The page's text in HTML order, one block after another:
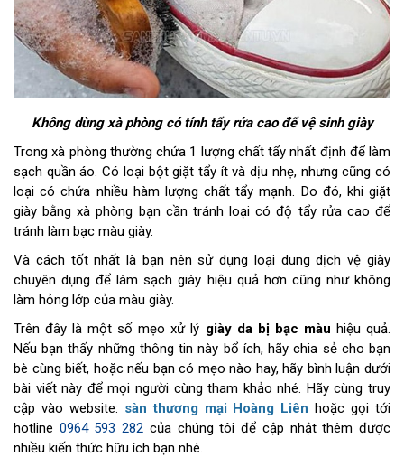
Không dùng xà phòng có tính tẩy rửa cao để vệ sinh giày
Trong xà phòng thường chứa 1 lượng chất tẩy nhất định để làm
sạch quần áo. Có loại bột giặt tẩy ít và dịu nhẹ, nhưng cũng có
loại có chứa nhiều hàm lượng chất tẩy mạnh. Do đó, khi giặt
giày bằng xà phòng bạn cần tránh loại có độ tẩy rửa cao để
tránh làm bạc màu giày.
Và cách tốt nhất là bạn nên sử dụng loại dung dịch vệ giày
chuyên dụng để làm sạch giày hiệu quả hơn cũng như không
làm hỏng lớp của màu giày.
Trên đây là một số mẹo xử lý giày da bị bạc màu hiệu quả.
Nếu bạn thấy những thông tin này bổ ích, hãy chia sẻ cho bạn
bè cùng biết, hoặc nếu bạn có mẹo nào hay, hãy bình luận dưới
bài viết này để mọi người cùng tham khảo nhé. Hãy cùng truy
cập vào website: sàn thương mại Hoàng Liên hoặc gọi tới
hotline 0964 593 282 của chúng tôi để cập nhật thêm được
nhiều kiến thức hữu ích bạn nhé.